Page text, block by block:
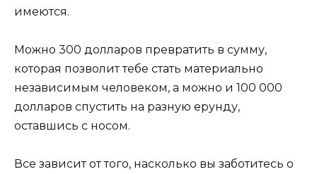
имеются.
Можно 300 долларов превратить в сумму,
которая позволит тебе стать материально
независимым человеком, а можно и 100 000
долларов спустить на разную ерунду,
оставшись с носом.
Все зависит от того, насколько вы заботитесь о